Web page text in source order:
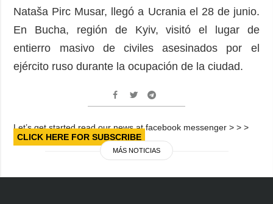
Nataša Pirc Musar, llegó a Ucrania el 28 de junio.
En Bucha, región de Kyiv, visitó el lugar de
entierro masivo de civiles asesinados por el
ejército ruso durante la ocupación de la ciudad.
Let’s get started read our news at facebook messenger > > >
CLICK HERE FOR SUBSCRIBE
MÁS NOTICIAS